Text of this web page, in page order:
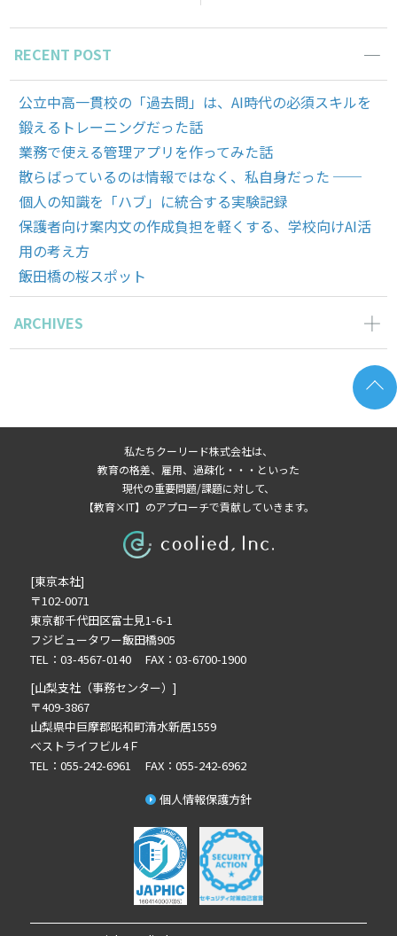
RECENT POST
公立中高一貫校の「過去問」は、AI時代の必須スキルを
鍛えるトレーニングだった話
業務で使える管理アプリを作ってみた話
散らばっているのは情報ではなく、私自身だった ──
個人の知識を「ハブ」に統合する実験記録
保護者向け案内文の作成負担を軽くする、学校向けAI活
用の考え方
飯田橋の桜スポット
ARCHIVES
2026年2月の記事一覧(3)
2026年1月の記事一覧(3)
2025年8月の記事一覧(1)
2025年7月の記事一覧(3)
2025年6月の記事一覧(2)
2024年12月の記事一覧(1)
2024年10月の記事一覧(1)
2024年9月の記事一覧(2)
2024年8月の記事一覧(1)
2024年7月の記事一覧(2)
2024年6月の記事一覧(4)
2024年5月の記事一覧(1)
私たちクーリード株式会社は、
教育の格差、雇用、過疎化・・・といった
現代の重要問題/課題に対して、
【教育×IT】のアプローチで貢献していきます。
[東京本社]
〒102-0071
東京都千代田区富士見1-6-1
フジビュータワー飯田橋905
TEL：03-4567-0140 FAX：03-6700-1900
[山梨支社（事務センター）]
〒409-3867
山梨県中巨摩郡昭和町清水新居1559
ベストライフビル4Ｆ
TEL：055-242-6961 FAX：055-242-6962
個人情報保護方針